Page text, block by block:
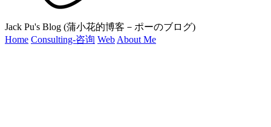
Jack Pu's Blog (蒲小花的博客－ポーのブログ)
Home Consulting-咨询 Web About Me